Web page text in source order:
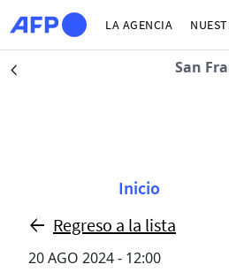
Pasar al contenido principal
LA AGENCIA
San
Inicio
Regreso a la lista
20 AGO 2024 - 12:00